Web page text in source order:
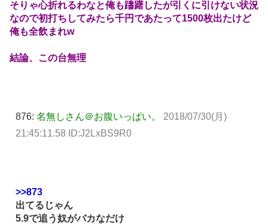
そりゃ心折れるわなと俺も躊躇したが引くに引けない状況
なので初打ちしてみたら千円であたって1500枚出たけど
俺も全飲まれw
結論、この台無理
876: 名無しさん＠お腹いっぱい。
2018/07/30(月)
21:45:11.58 ID:J2LxBS9R0
>>873
出てるじゃん
5.9で追う奴がバカなだけ